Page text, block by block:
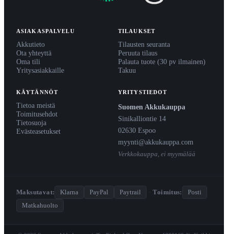
ASIAKASPALVELU
Akkutieto
Ota yhteyttä
Oma tili
Yritysasiakkaille
TILAUKSET
Tilausten seuranta
Peruuta tilaus
Palauta tuote (30 pv ilmainen)
Takuu
KÄYTÄNNÖT
Tietoa meistä
Toimitusehdot
Tietosuoja
Evästeasetukset
YRITYSTIEDOT
Suomen Akkukauppa
Sinikalliontie 14
02630 Espoo
myynti@akkukauppa.com
Verkkokauppa, ei myymälää
Maksutavat: Klarna PayPal Paytrail · Toimitus:
Posti
Matkahuolto